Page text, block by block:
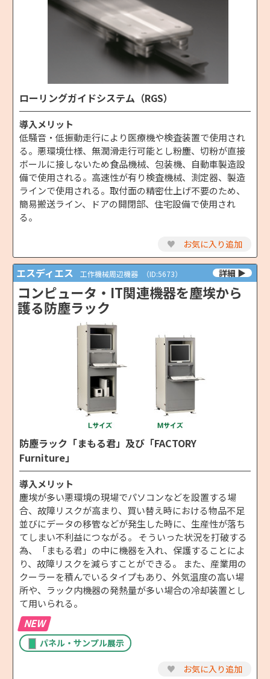
ローリングガイドシステム（RGS）
導入メリット
低騒音・低振動走行により医療機や検査装置で使用され
る。悪環境仕様、無潤滑走行可能とし粉塵、切粉が直接
ボールに接しないため食品機械、包装機、自動車製造設
備で使用される。高速性が有り検査機械、測定器、製造
ラインで使用される。取付面の精密仕上げ不要のため、
簡易搬送ライン、ドアの開閉部、住宅設備で使用され
る。
♥ お気に入り追加
エスディエス 工作機械周辺機器 （ID:5673）
コンピュータ・IT関連機器を塵埃から
護る防塵ラック
防塵ラック「まもる君」及び「FACTORY
Furniture」
導入メリット
塵埃が多い悪環境の現場でパソコンなどを設置する場
合、故障リスクが高まり、買い替え時における物品不足
並びにデータの移管などが発生した時に、生産性が落ち
てしまい不利益につながる。 そういった状況を打破する
為、「まもる君」の中に機器を入れ、保護することによ
り、故障リスクを減らすことができる。 また、産業用の
クーラーを積んでいるタイプもあり、外気温度の高い場
所や、ラック内機器の発熱量が多い場合の冷却装置とし
て用いられる。
NEW
パネル・サンプル展示
♥ お気に入り追加